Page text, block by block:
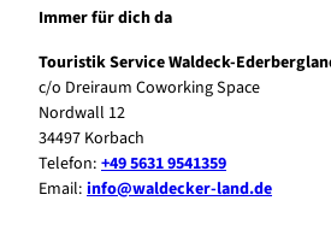
Immer für dich da
Touristik Service Waldeck-
c/o Dreiraum Coworking Space
Nordwall 12
34497 Korbach
Telefon: +49 5631 9541359
Email: info@waldecker-land.de